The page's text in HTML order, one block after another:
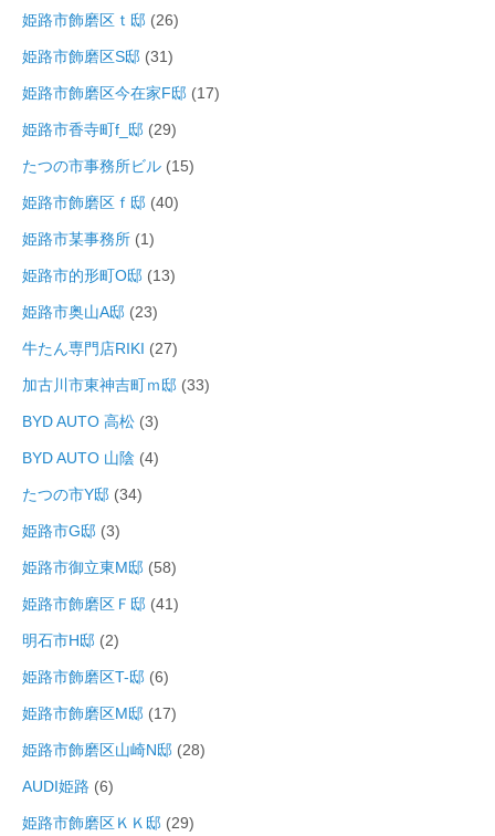
姫路市飾磨区ｔ邸 (26)
姫路市飾磨区S邸 (31)
姫路市飾磨区今在家F邸 (17)
姫路市香寺町f_邸 (29)
たつの市事務所ビル (15)
姫路市飾磨区ｆ邸 (40)
姫路市某事務所 (1)
姫路市的形町O邸 (13)
姫路市奥山A邸 (23)
牛たん専門店RIKI (27)
加古川市東神吉町ｍ邸 (33)
BYD AUTO 高松 (3)
BYD AUTO 山陰 (4)
たつの市Y邸 (34)
姫路市G邸 (3)
姫路市御立東M邸 (58)
姫路市飾磨区Ｆ邸 (41)
明石市H邸 (2)
姫路市飾磨区T-邸 (6)
姫路市飾磨区M邸 (17)
姫路市飾磨区山崎N邸 (28)
AUDI姫路 (6)
姫路市飾磨区ＫＫ邸 (29)